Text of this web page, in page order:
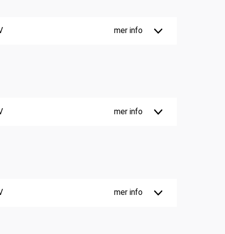
mer info
mer info
mer info